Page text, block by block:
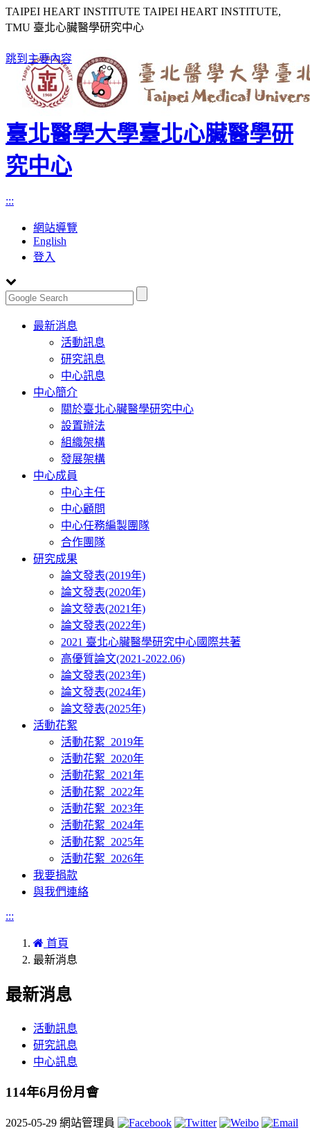
TAIPEI HEART INSTITUTE TAIPEI HEART INSTITUTE,
TMU 臺北心臟醫學研究中心
跳到主要內容
臺北醫學大學臺北心臟醫學研
究中心
:::
網站導覽
English
登入
Toggle
navigation
最新消息
活動訊息
研究訊息
中心訊息
中心簡介
關於臺北心臟醫學研究中心
設置辦法
組織架構
發展架構
中心成員
中心主任
中心顧問
中心任務編製團隊
合作團隊
研究成果
論文發表(2019年)
論文發表(2020年)
論文發表(2021年)
論文發表(2022年)
2021 臺北心臟醫學研究中心國際共著
高優質論文(2021-2022.06)
論文發表(2023年)
論文發表(2024年)
論文發表(2025年)
活動花絮
活動花絮_2019年
活動花絮_2020年
活動花絮_2021年
活動花絮_2022年
活動花絮_2023年
活動花絮_2024年
活動花絮_2025年
活動花絮_2026年
我要捐款
與我們連絡
:::
首頁
最新消息
最新消息
活動訊息
研究訊息
中心訊息
114年6月份月會
2025-05-29 網站管理員